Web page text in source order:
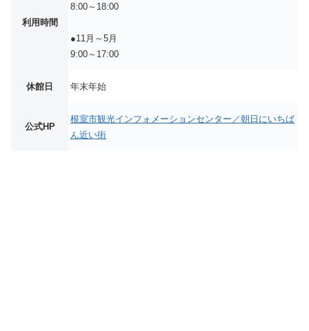
利用時間
8:00～18:00
●11月～5月
9:00～17:00
休館日 年末年始
公式HP
根室市観光インフォメーションセンター／朝日にいちば
ん近い街